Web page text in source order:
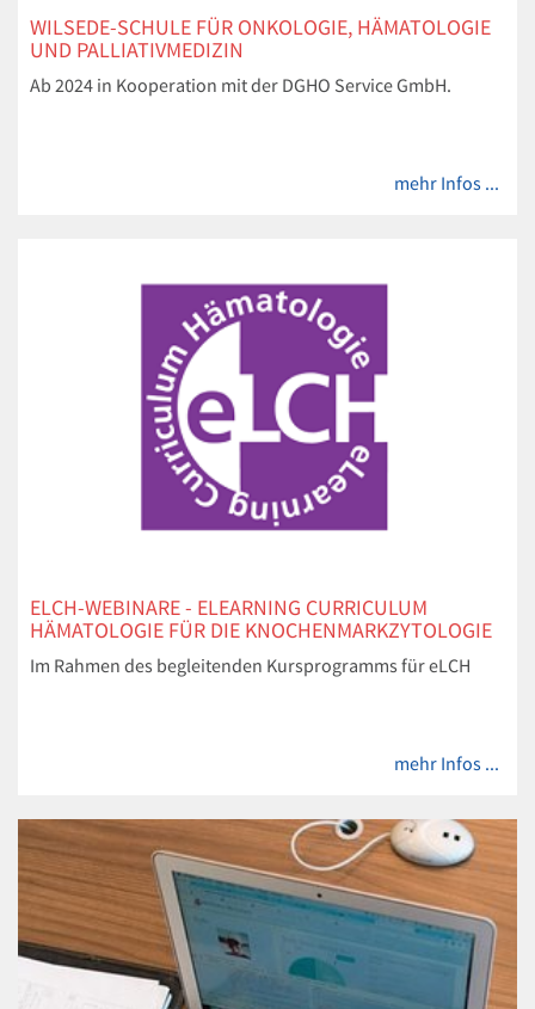
WILSEDE-SCHULE FÜR ONKOLOGIE, HÄMATOLOGIE
UND PALLIATIVMEDIZIN
Ab 2024 in Kooperation mit der DGHO Service GmbH.
mehr Infos ...
ELCH-WEBINARE - ELEARNING CURRICULUM
HÄMATOLOGIE FÜR DIE KNOCHENMARKZYTOLOGIE
Im Rahmen des begleitenden Kursprogramms für eLCH
mehr Infos ...